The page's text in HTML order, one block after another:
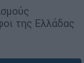
της Ελλάδας